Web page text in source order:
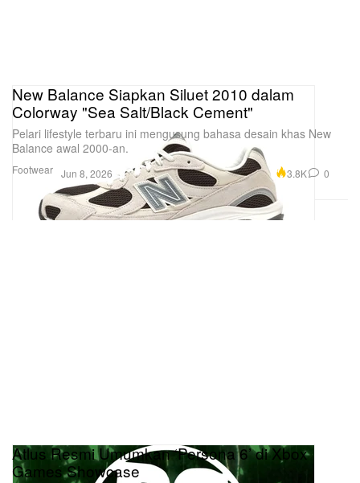
Footwear
New Balance Siapkan Siluet 2010 dalam
Colorway "Sea Salt/Black Cement"
Pelari lifestyle terbaru ini mengusung bahasa desain khas New
Balance awal 2000-an.
Jun 8, 2026 3.8K 0
Atlus Resmi Umumkan ‘Persona 6’ di Xbox
Games Showcase